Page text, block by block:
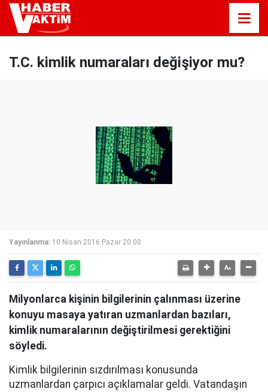
T.C. kimlik numaraları değişiyor mu?
Yayınlanma: 10 Nisan 2016 Pazar 20:00
Milyonlarca kişinin bilgilerinin çalınması üzerine
konuyu masaya yatıran uzmanlardan bazıları,
kimlik numaralarının değiştirilmesi gerektiğini
söyledi.
Kimlik bilgilerinin sızdırılması konusunda
uzmanlardan çarpıcı açıklamalar geldi. Vatandaşın